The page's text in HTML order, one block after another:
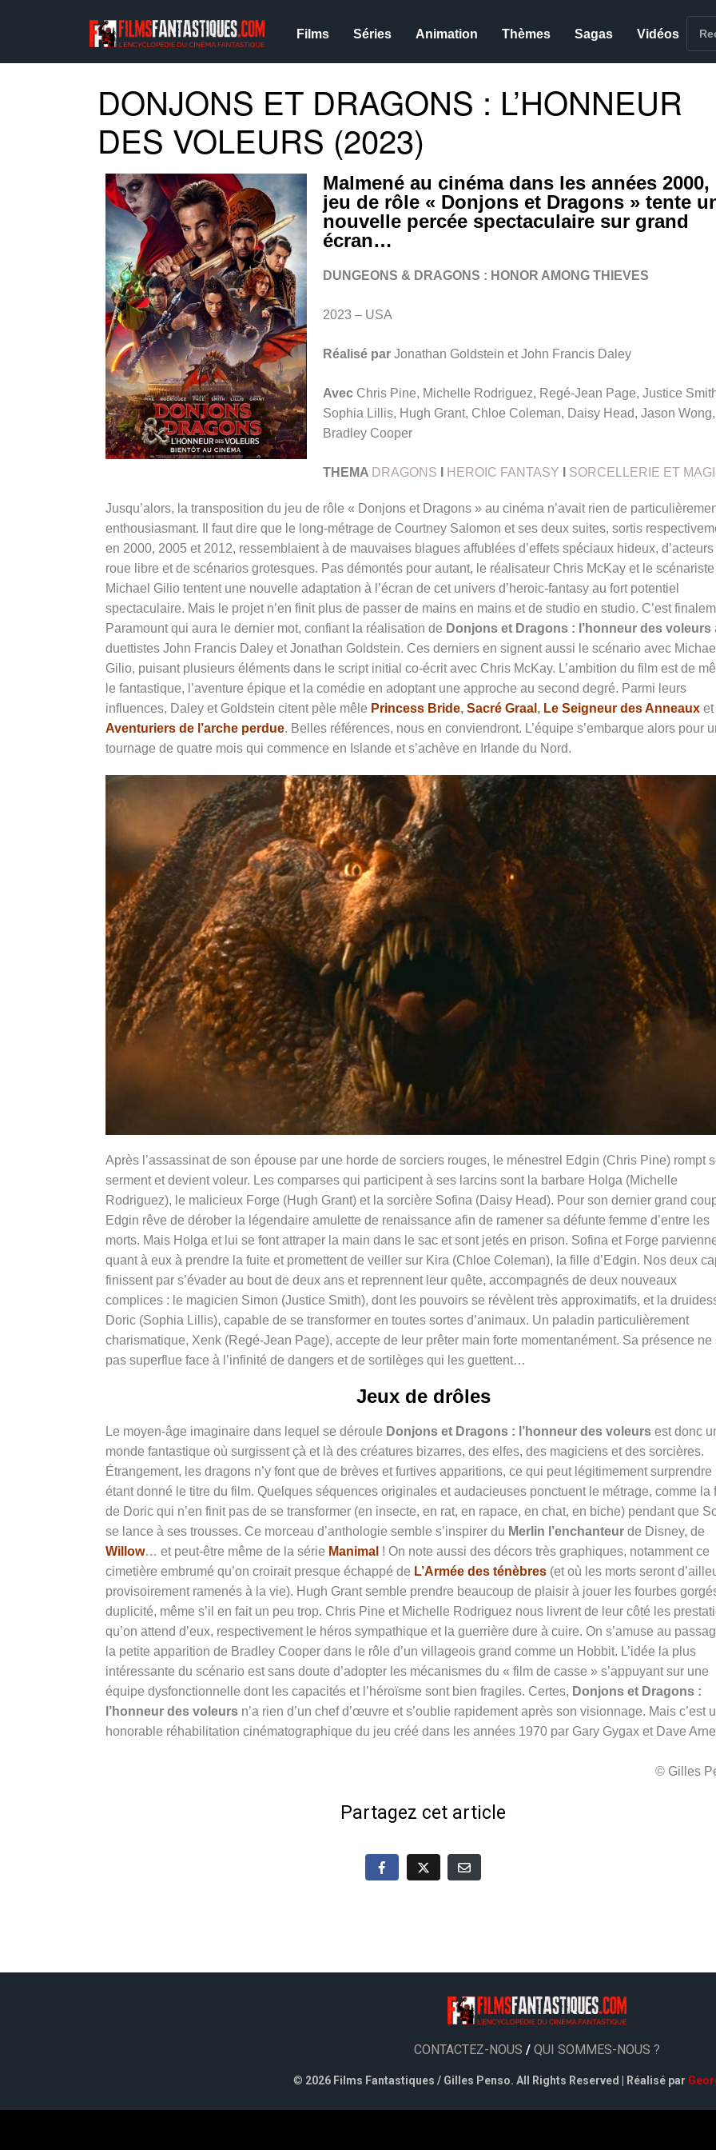
Films Séries Animation Thèmes Sagas Vidéos
DONJONS ET DRAGONS : L’HONNEUR
DES VOLEURS (2023)
Malmené au cinéma dans les années 2000,
jeu de rôle « Donjons et Dragons » tente
nouvelle percée spectaculaire sur grand
écran…
DUNGEONS & DRAGONS : HONOR AMONG THIEVES
2023 – USA
Réalisé par Jonathan Goldstein et John Francis Daley
Avec Chris Pine, Michelle Rodriguez, Regé-Jean Page, Justice
Sophia Lillis, Hugh Grant, Chloe Coleman, Daisy Head, Jason Wong,
Bradley Cooper
THEMA DRAGONS HEROIC FANTASY SORCELLERIE ET
Jusqu’alors, la transposition du jeu de rôle « Donjons et Dragons » au cinéma n’avait rien de
enthousiasmant. Il faut dire que le long-métrage de Courtney Salomon et ses deux suites, sortis
en 2000, 2005 et 2012, ressemblaient à de mauvaises blagues affublées d’effets spéciaux hideux,
roue libre et de scénarios grotesques. Pas démontés pour autant, le réalisateur Chris McKay et le scénariste
Michael Gilio tentent une nouvelle adaptation à l’écran de cet univers d’heroic-fantasy au fort potentiel
spectaculaire. Mais le projet n’en finit plus de passer de mains en mains et de studio en studio. C’est
Paramount qui aura le dernier mot, confiant la réalisation de Donjons et Dragons : l’honneur des voleurs
duettistes John Francis Daley et Jonathan Goldstein. Ces derniers en signent aussi le scénario avec
Gilio, puisant plusieurs éléments dans le script initial co-écrit avec Chris McKay. L’ambition du film est de
le fantastique, l’aventure épique et la comédie en adoptant une approche au second degré. Parmi leurs
influences, Daley et Goldstein citent pèle mêle Princess Bride, Sacré Graal , Le Seigneur des Anneaux et
Aventuriers de l’arche perdue. Belles références, nous en conviendront. L’équipe s’embarque alors pour
tournage de quatre mois qui commence en Islande et s’achève en Irlande du Nord.
Après l’assassinat de son épouse par une horde de sorciers rouges, le ménestrel Edgin (Chris Pine) rompt
serment et devient voleur. Les comparses qui participent à ses larcins sont la barbare Holga (Michelle
Rodriguez), le malicieux Forge (Hugh Grant) et la sorcière Sofina (Daisy Head). Pour son dernier grand
Edgin rêve de dérober la légendaire amulette de renaissance afin de ramener sa défunte femme d’entre les
morts. Mais Holga et lui se font attraper la main dans le sac et sont jetés en prison. Sofina et Forge
quant à eux à prendre la fuite et promettent de veiller sur Kira (Chloe Coleman), la fille d’Edgin. Nos deux
finissent par s’évader au bout de deux ans et reprennent leur quête, accompagnés de deux nouveaux
complices : le magicien Simon (Justice Smith), dont les pouvoirs se révèlent très approximatifs, et la
Doric (Sophia Lillis), capable de se transformer en toutes sortes d’animaux. Un paladin particulièrement
charismatique, Xenk (Regé-Jean Page), accepte de leur prêter main forte momentanément. Sa présence ne
pas superflue face à l’infinité de dangers et de sortilèges qui les guettent…
Jeux de drôles
Le moyen-âge imaginaire dans lequel se déroule Donjons et Dragons : l’honneur des voleurs est donc
monde fantastique où surgissent çà et là des créatures bizarres, des elfes, des magiciens et des sorcières.
Étrangement, les dragons n’y font que de brèves et furtives apparitions, ce qui peut légitimement surprendre
étant donné le titre du film. Quelques séquences originales et audacieuses ponctuent le métrage, comme la
de Doric qui n’en finit pas de se transformer (en insecte, en rat, en rapace, en chat, en biche) pendant que
se lance à ses trousses. Ce morceau d’anthologie semble s’inspirer du Merlin l’enchanteur de Disney, de
Willow… et peut-être même de la série Manimal ! On note aussi des décors très graphiques, notamment ce
cimetière embrumé qu’on croirait presque échappé de L’Armée des ténèbres (et où les morts seront
provisoirement ramenés à la vie). Hugh Grant semble prendre beaucoup de plaisir à jouer les fourbes
duplicité, même s’il en fait un peu trop. Chris Pine et Michelle Rodriguez nous livrent de leur côté les
qu’on attend d’eux, respectivement le héros sympathique et la guerrière dure à cuire. On s’amuse au
la petite apparition de Bradley Cooper dans le rôle d’un villageois grand comme un Hobbit. L’idée la plus
intéressante du scénario est sans doute d’adopter les mécanismes du « film de casse » s’appuyant sur une
équipe dysfonctionnelle dont les capacités et l’héroïsme sont bien fragiles. Certes, Donjons et Dragons :
l’honneur des voleurs n’a rien d’un chef d’œuvre et s’oublie rapidement après son visionnage. Mais c’est
honorable réhabilitation cinématographique du jeu créé dans les années 1970 par Gary Gygax et Dave
© Gilles
Partagez cet article
CONTACTEZ-NOUS / QUI SOMMES-NOUS ?
© 2026 Films Fantastiques / Gilles Penso. All Rights Reserved | Réalisé par